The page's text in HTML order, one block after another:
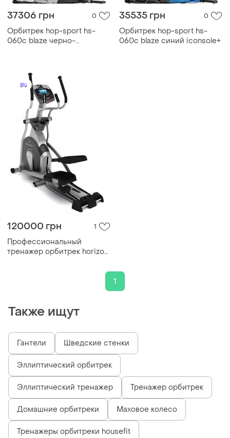
37306 грн 0
Орбитрек hop-sport hs-
060c blaze черно-
35535 грн 0
Орбитрек hop-sport hs-
060c blaze синий iconsole+
120000 грн 1
Профессиональный
тренажер орбитрек horizon
1
Также ищут
Гантели Шведские стенки
Эллиптический орбитрек
Эллиптический тренажер Тренажер орбитрек
Домашние орбитреки Маховое колесо
Тренажеры орбитреки housefit